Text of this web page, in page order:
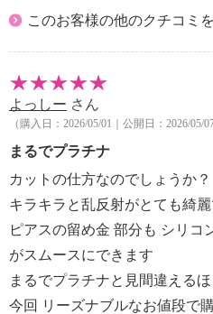
このお客様の他のクチコミ
よっしー さん
（購入日：2026/05/01｜公開日：2026/05/07
まるでプラチナ
カットの仕方なのでしょうか？
キラキラと乱反射がとても綺
ピアスの留め金 部分も シリコ
がスムースにできます
まるでプラチナと見間違える
今回 リーズナブルなお値段で